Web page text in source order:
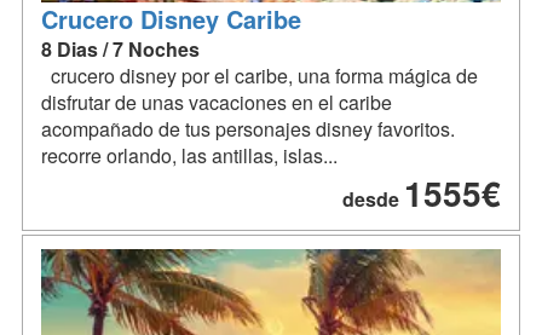
Crucero Disney Caribe
8 Dias / 7 Noches
crucero disney por el caribe, una forma mágica de
disfrutar de unas vacaciones en el caribe
acompañado de tus personajes disney favoritos.
recorre orlando, las antillas, islas...
desde 1555€